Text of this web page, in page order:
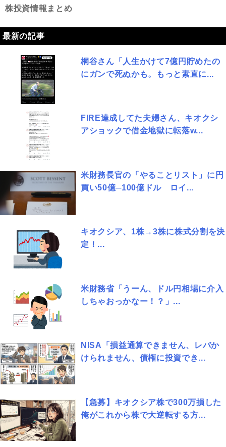
株投資情報まとめ
最新の記事
桐谷さん「人生かけて7億円貯めたの
にガンで死ぬかも。もっと素直に...
FIRE達成してた夫婦さん、キオクシ
アショックで借金地獄に転落w...
米財務長官の「やることリスト」に円
買い50億─100億ドル ロイ...
キオクシア、1株→3株に株式分割を決
定！...
米財務省「うーん、ドル円相場に介入
しちゃおっかなー！？」...
NISA「損益通算できません、レバか
けられません、債権に投資でき...
【急募】キオクシア株で300万損した
俺がこれから株で大逆転する方...